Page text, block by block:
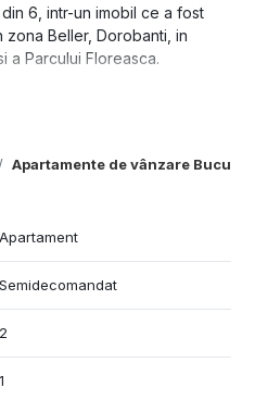
Apartamente de vânzare
6, intr-un imobil ce a fost
zona Beller, Dorobanti, in
a Parcului Floreasca.
dispune de finisaje moderne.
Apartament
Semidecomandat
2
1